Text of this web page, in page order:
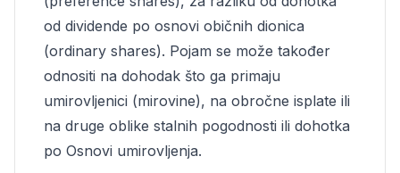
od dividende po osnovi običnih dionica
(ordinary shares). Pojam se može također
odnositi na dohodak što ga primaju
umirovljenici (mirovine), na obročne isplate ili
na druge oblike stalnih pogodnosti ili dohotka
po Osnovi umirovljenja.